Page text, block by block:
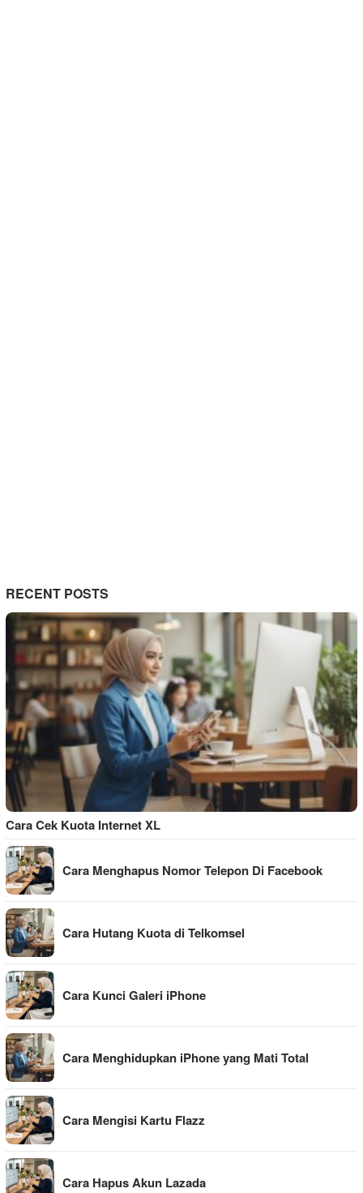
RECENT POSTS
Cara Cek Kuota Internet XL
Cara Menghapus Nomor Telepon Di Facebook
Cara Hutang Kuota di Telkomsel
Cara Kunci Galeri iPhone
Cara Menghidupkan iPhone yang Mati Total
Cara Mengisi Kartu Flazz
Cara Hapus Akun Lazada